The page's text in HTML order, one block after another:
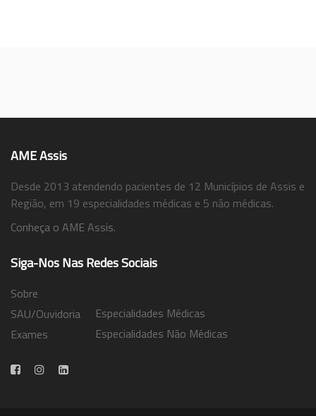
AME Assis
Desde 2013 atendendo pacientes de 12 Municípios de Assis e
Região, em 19 especialidades médicas e 5 não médicas.
Conheça o AME Assis.
Siga-Nos Nas Redes Sociais
Sobre
SAU/Ouvidoria
Exames
Especialidades Médicas
Especialidades Não Médicas